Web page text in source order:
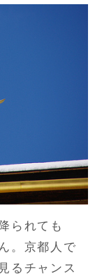
られても
。京都人で
るチャンス